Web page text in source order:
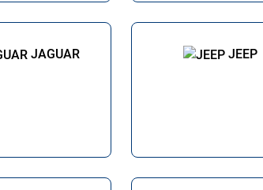
JAGUAR JEEP